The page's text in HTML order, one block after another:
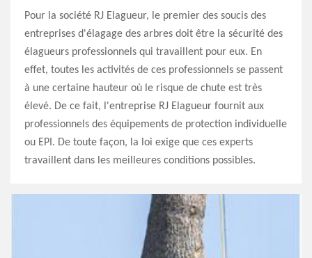
Pour la société RJ Elagueur, le premier des soucis des
entreprises d'élagage des arbres doit être la sécurité des
élagueurs professionnels qui travaillent pour eux. En
effet, toutes les activités de ces professionnels se passent
à une certaine hauteur où le risque de chute est très
élevé. De ce fait, l'entreprise RJ Elagueur fournit aux
professionnels des équipements de protection individuelle
ou EPI. De toute façon, la loi exige que ces experts
travaillent dans les meilleures conditions possibles.